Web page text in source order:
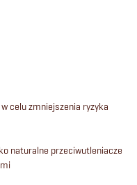
celu zmniejszenia ryzyka
naturalne przeciwutleniacze